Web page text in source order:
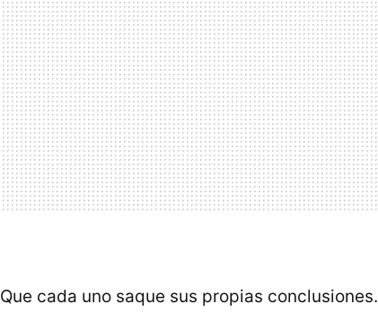
Que cada uno saque sus propias conclusiones.